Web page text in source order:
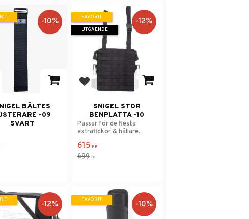
till i favoriter
BÄLTES
-09
SVART
10%
Lägg till i favoriter
SNIGEL STOR
BENPLATTA -10
Passar för de flesta
extrafickor & hållare.
615 KR
699KR
12%
FAVORIT
UTGÅENDE
12% 10%
FAVORIT